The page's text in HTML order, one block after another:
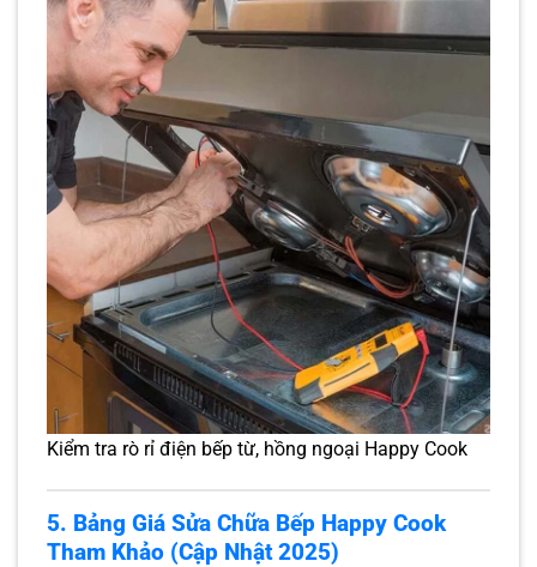
Kiểm tra rò rỉ điện bếp từ, hồng ngoại Happy Cook
5. Bảng Giá Sửa Chữa Bếp Happy Cook
Tham Khảo (Cập Nhật 2025)